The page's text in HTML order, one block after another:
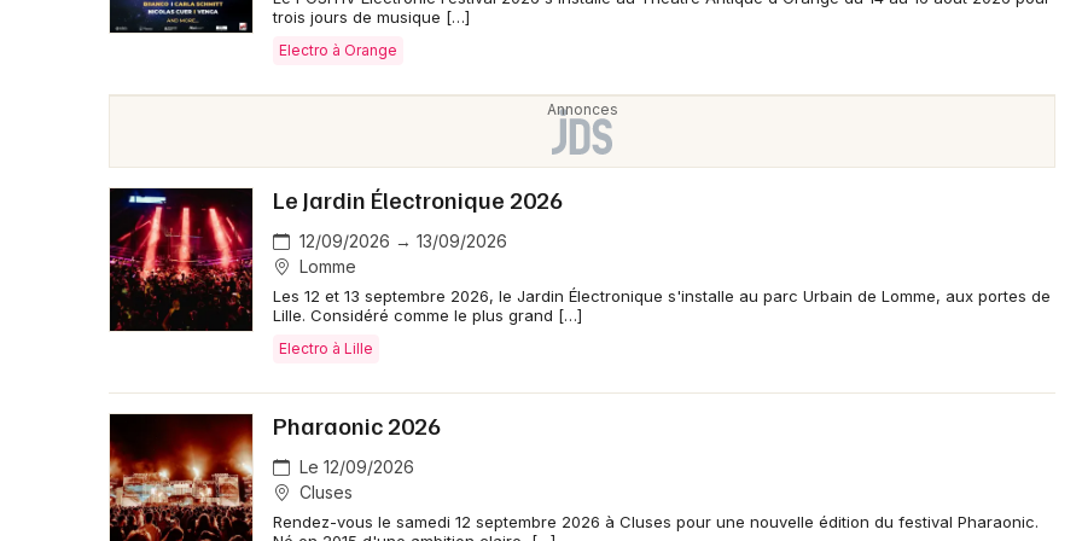
Artistes en tournée
trois jours de musique […]
Electro à Orange
Le Jardin Électronique 2026
12/09/2026 → 13/09/2026
Lomme
Les 12 et 13 septembre 2026, le Jardin Électronique s'installe au parc Urbain de Lomme, aux portes de
Lille. Considéré comme le plus grand […]
Electro à Lille
Pharaonic 2026
Le 12/09/2026
Cluses
Rendez-vous le samedi 12 septembre 2026 à Cluses pour une nouvelle édition du festival Pharaonic.